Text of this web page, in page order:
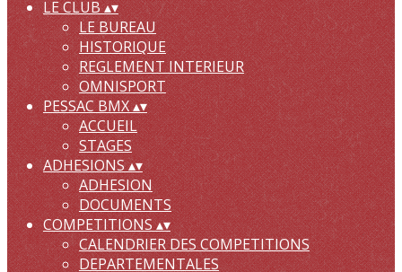
LE CLUB▴▾
LE BUREAU
HISTORIQUE
REGLEMENT INTERIEUR
OMNISPORT
PESSAC BMX▴▾
ACCUEIL
STAGES
ADHESIONS▴▾
ADHESION
DOCUMENTS
COMPETITIONS▴▾
CALENDRIER DES COMPETITIONS
DEPARTEMENTALES